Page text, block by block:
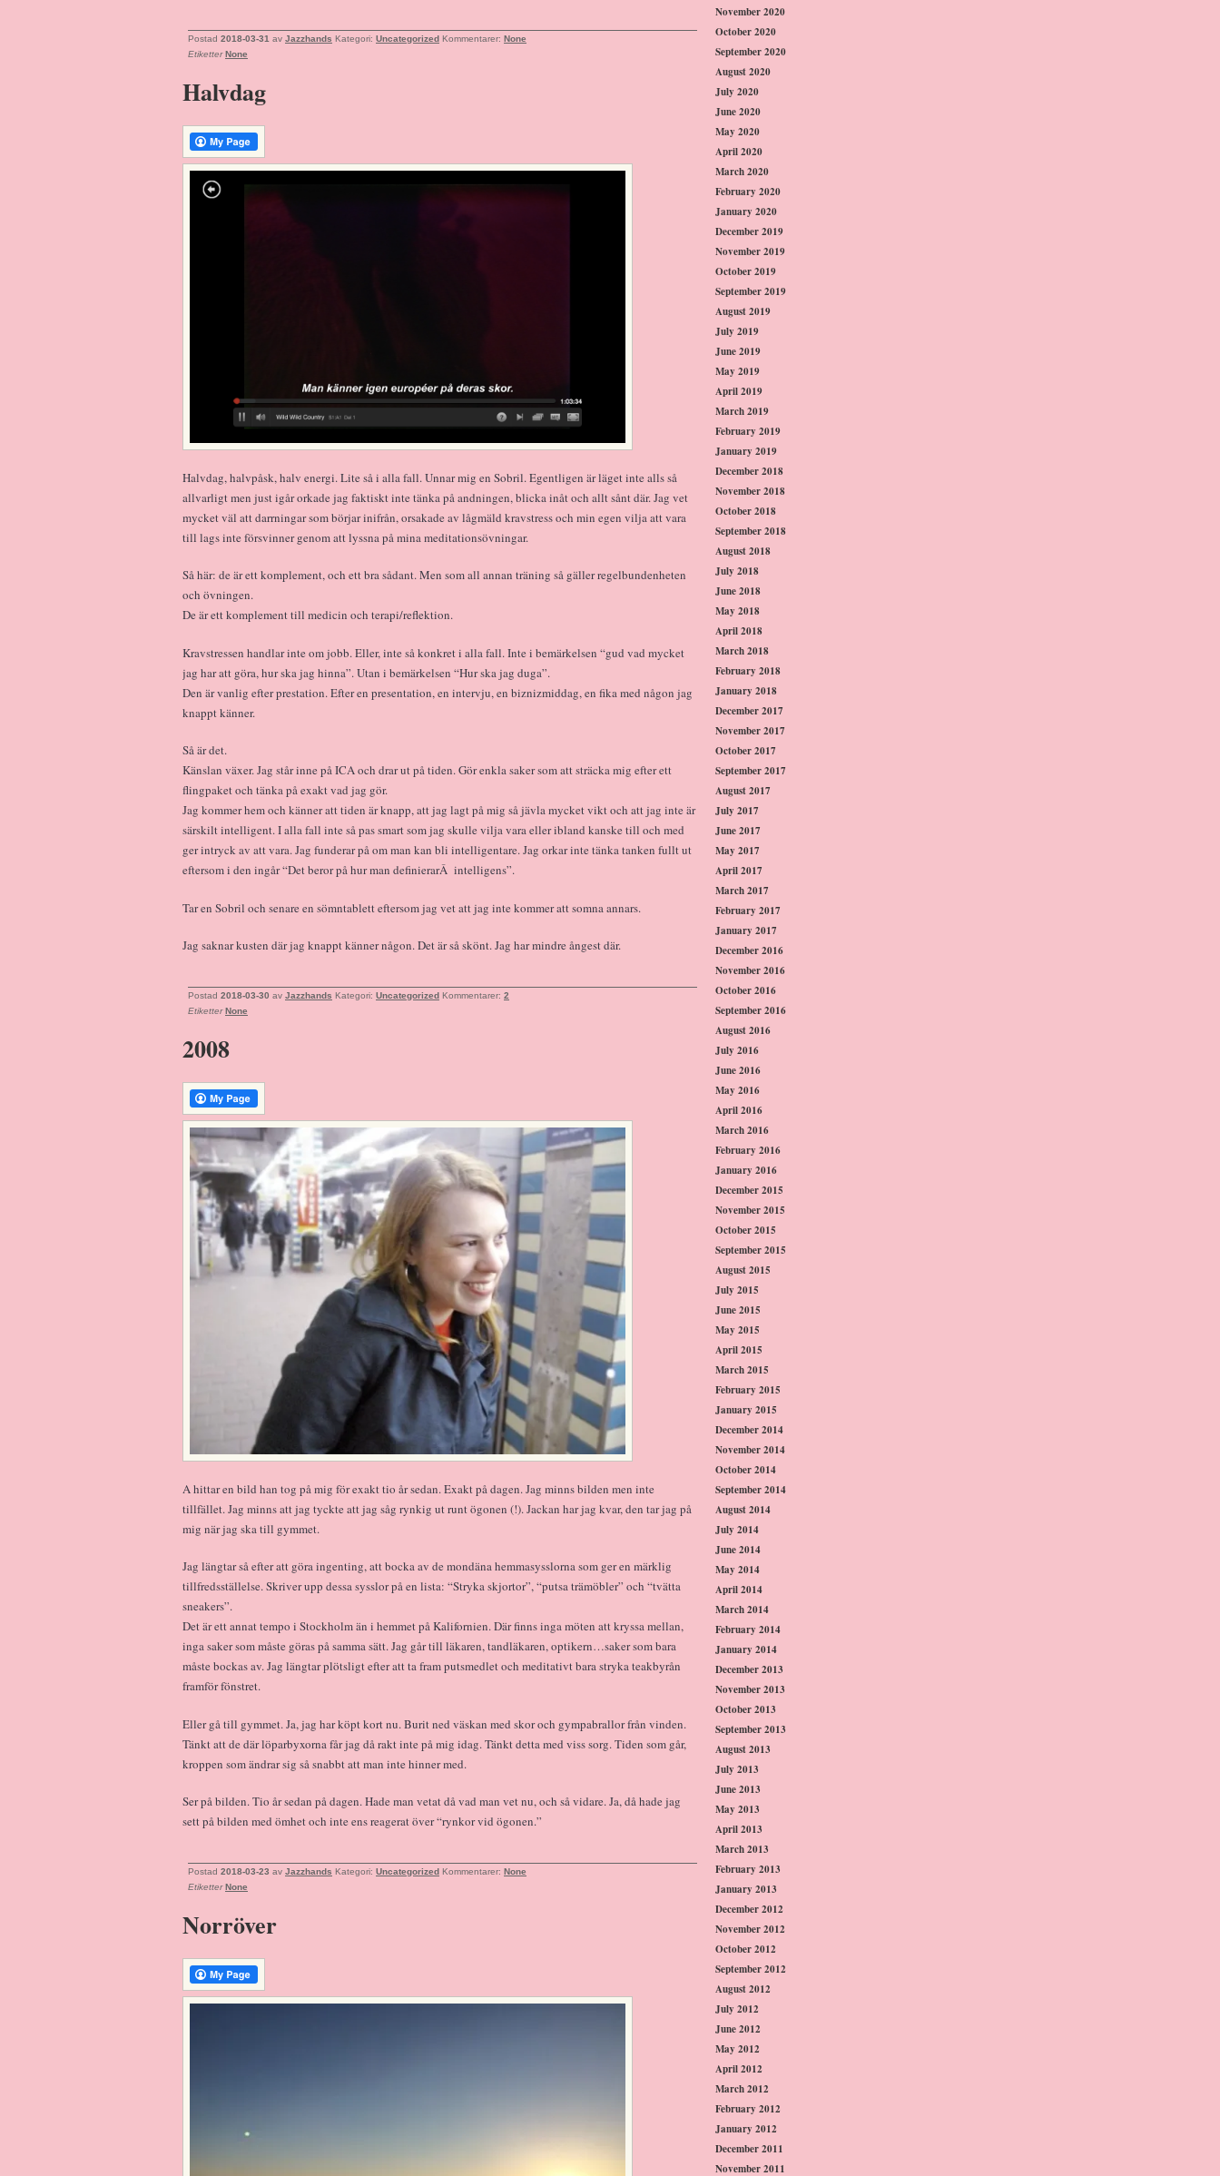
Postad 2018-03-31 av Jazzhands Kategori: Uncategorized Kommentarer: None
Etiketter None
Halvdag
Halvdag, halvpåsk, halv energi. Lite så i alla fall. Unnar mig en Sobril. Egentligen är läget inte alls så
allvarligt men just igår orkade jag faktiskt inte tänka på andningen, blicka inåt och allt sånt där. Jag vet
mycket väl att darrningar som börjar inifrån, orsakade av lågmäld kravstress och min egen vilja att vara
till lags inte försvinner genom att lyssna på mina meditationsövningar.
Så här: de är ett komplement, och ett bra sådant. Men som all annan träning så gäller regelbundenheten
och övningen.
De är ett komplement till medicin och terapi/reflektion.
Kravstressen handlar inte om jobb. Eller, inte så konkret i alla fall. Inte i bemärkelsen “gud vad mycket
jag har att göra, hur ska jag hinna”. Utan i bemärkelsen “Hur ska jag duga”.
Den är vanlig efter prestation. Efter en presentation, en intervju, en biznizmiddag, en fika med någon jag
knappt känner.
Så är det.
Känslan växer. Jag står inne på ICA och drar ut på tiden. Gör enkla saker som att sträcka mig efter ett
flingpaket och tänka på exakt vad jag gör.
Jag kommer hem och känner att tiden är knapp, att jag lagt på mig så jävla mycket vikt och att jag inte är
särskilt intelligent. I alla fall inte så pas smart som jag skulle vilja vara eller ibland kanske till och med
ger intryck av att vara. Jag funderar på om man kan bli intelligentare. Jag orkar inte tänka tanken fullt ut
eftersom i den ingår “Det beror på hur man definierarÂ intelligens”.
Tar en Sobril och senare en sömntablett eftersom jag vet att jag inte kommer att somna annars.
Jag saknar kusten där jag knappt känner någon. Det är så skönt. Jag har mindre ångest där.
Postad 2018-03-30 av Jazzhands Kategori: Uncategorized Kommentarer: 2
Etiketter None
2008
A hittar en bild han tog på mig för exakt tio år sedan. Exakt på dagen. Jag minns bilden men inte
tillfället. Jag minns att jag tyckte att jag såg rynkig ut runt ögonen (!). Jackan har jag kvar, den tar jag på
mig när jag ska till gymmet.
Jag längtar så efter att göra ingenting, att bocka av de mondäna hemmasysslorna som ger en märklig
tillfredsställelse. Skriver upp dessa sysslor på en lista: “Stryka skjortor”, “putsa trämöbler” och “tvätta
sneakers”.
Det är ett annat tempo i Stockholm än i hemmet på Kalifornien. Där finns inga möten att kryssa mellan,
inga saker som måste göras på samma sätt. Jag går till läkaren, tandläkaren, optikern…saker som bara
måste bockas av. Jag längtar plötsligt efter att ta fram putsmedlet och meditativt bara stryka teakbyrån
framför fönstret.
Eller gå till gymmet. Ja, jag har köpt kort nu. Burit ned väskan med skor och gympabrallor från vinden.
Tänkt att de där löparbyxorna får jag då rakt inte på mig idag. Tänkt detta med viss sorg. Tiden som går,
kroppen som ändrar sig så snabbt att man inte hinner med.
Ser på bilden. Tio år sedan på dagen. Hade man vetat då vad man vet nu, och så vidare. Ja, då hade jag
sett på bilden med ömhet och inte ens reagerat över “rynkor vid ögonen.”
Postad 2018-03-23 av Jazzhands Kategori: Uncategorized Kommentarer: None
Etiketter None
Norröver
November 2020
October 2020
September 2020
August 2020
July 2020
June 2020
May 2020
April 2020
March 2020
February 2020
January 2020
December 2019
November 2019
October 2019
September 2019
August 2019
July 2019
June 2019
May 2019
April 2019
March 2019
February 2019
January 2019
December 2018
November 2018
October 2018
September 2018
August 2018
July 2018
June 2018
May 2018
April 2018
March 2018
February 2018
January 2018
December 2017
November 2017
October 2017
September 2017
August 2017
July 2017
June 2017
May 2017
April 2017
March 2017
February 2017
January 2017
December 2016
November 2016
October 2016
September 2016
August 2016
July 2016
June 2016
May 2016
April 2016
March 2016
February 2016
January 2016
December 2015
November 2015
October 2015
September 2015
August 2015
July 2015
June 2015
May 2015
April 2015
March 2015
February 2015
January 2015
December 2014
November 2014
October 2014
September 2014
August 2014
July 2014
June 2014
May 2014
April 2014
March 2014
February 2014
January 2014
December 2013
November 2013
October 2013
September 2013
August 2013
July 2013
June 2013
May 2013
April 2013
March 2013
February 2013
January 2013
December 2012
November 2012
October 2012
September 2012
August 2012
July 2012
June 2012
May 2012
April 2012
March 2012
February 2012
January 2012
December 2011
November 2011